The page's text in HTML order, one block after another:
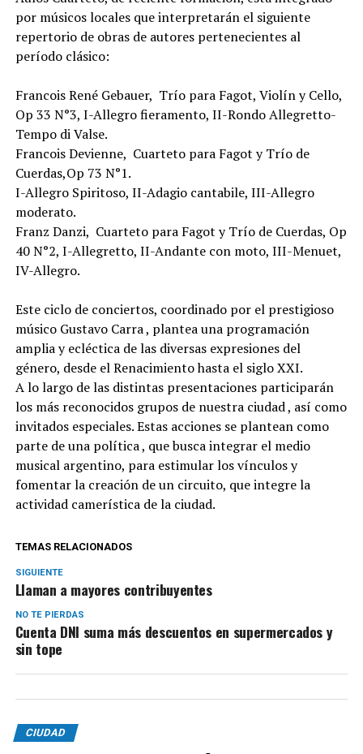
por músicos locales que interpretarán el siguiente
repertorio de obras de autores pertenecientes al
período clásico:
Francois René Gebauer, Trío para Fagot, Violín y Cello,
Op 33 N°3, I-Allegro fieramento, II-Rondo Allegretto-
Tempo di Valse.
Francois Devienne, Cuarteto para Fagot y Trío de
Cuerdas,Op 73 N°1.
I-Allegro Spiritoso, II-Adagio cantabile, III-Allegro
moderato.
Franz Danzi, Cuarteto para Fagot y Trío de Cuerdas, Op
40 N°2, I-Allegretto, II-Andante con moto, III-Menuet,
IV-Allegro.
Este ciclo de conciertos, coordinado por el prestigioso
músico Gustavo Carra , plantea una programación
amplia y ecléctica de las diversas expresiones del
género, desde el Renacimiento hasta el siglo XXI.
A lo largo de las distintas presentaciones participarán
los más reconocidos grupos de nuestra ciudad , así como
invitados especiales. Estas acciones se plantean como
parte de una política , que busca integrar el medio
musical argentino, para estimular los vínculos y
fomentar la creación de un circuito, que integre la
actividad camerística de la ciudad.
TEMAS RELACIONADOS
SIGUIENTE
Llaman a mayores contribuyentes
NO TE PIERDAS
Cuenta DNI suma más descuentos en supermercados y
sin tope
CIUDAD